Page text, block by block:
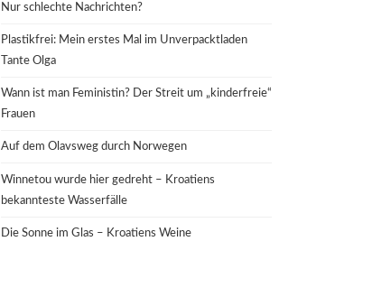
Nur schlechte Nachrichten?
Plastikfrei: Mein erstes Mal im Unverpacktladen
Tante Olga
Wann ist man Feministin? Der Streit um „kinderfreie“
Frauen
Auf dem Olavsweg durch Norwegen
Winnetou wurde hier gedreht – Kroatiens
bekannteste Wasserfälle
Die Sonne im Glas – Kroatiens Weine